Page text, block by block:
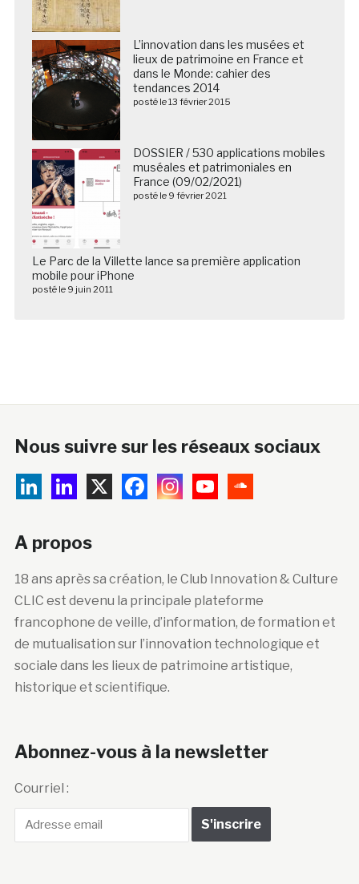
L’innovation dans les musées et
lieux de patrimoine en France et
dans le Monde: cahier des
tendances 2014
posté le 13 février 2015
DOSSIER / 530 applications mobiles
muséales et patrimoniales en
France (09/02/2021)
posté le 9 février 2021
Le Parc de la Villette lance sa première application
mobile pour iPhone
posté le 9 juin 2011
Nous suivre sur les réseaux sociaux
A propos
18 ans après sa création, le Club Innovation & Culture
CLIC est devenu la principale plateforme
francophone de veille, d’information, de formation et
de mutualisation sur l’innovation technologique et
sociale dans les lieux de patrimoine artistique,
historique et scientifique.
Abonnez-vous à la newsletter
Courriel :